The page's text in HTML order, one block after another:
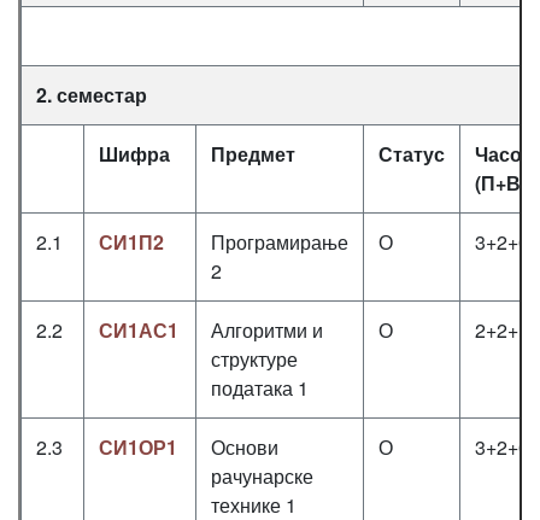
2. семестар
Шифра Предмет Статус
2.1 СИ1П2
Програмирање
2
О 3+2+0
2.2 СИ1АС1
Алгоритми и
структуре
података 1
О 2+2+1
2.3 СИ1ОР1
Основи
рачунарске
технике 1
О 3+2+0